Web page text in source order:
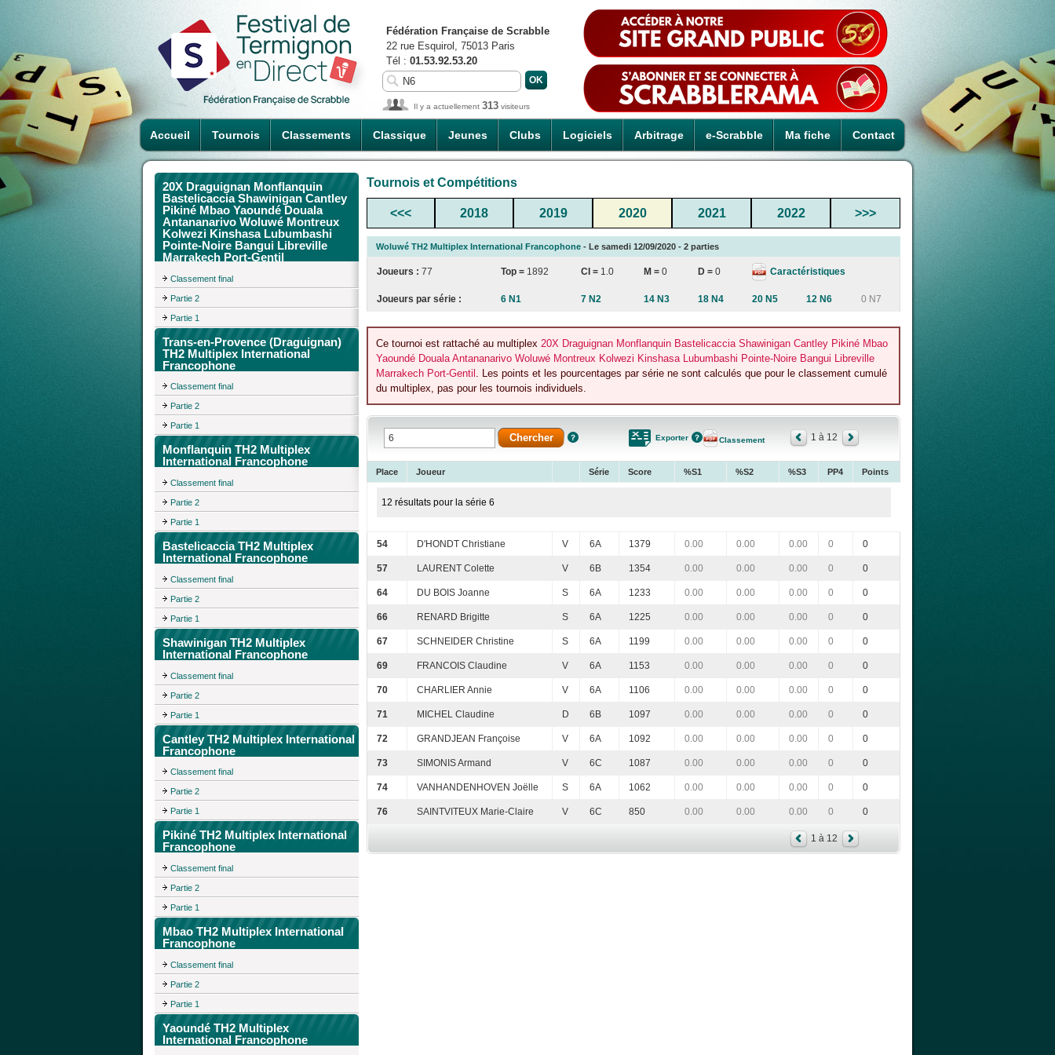
Accueil Tournois Classements Classique Jeunes Clubs Logiciels Arbitrage e-Scrabble Ma fiche Contact
Fédération Française de Scrabble
22 rue Esquirol, 75013 Paris
Tél : 01.53.92.53.20
Il y a actuellement 313 visiteurs
20X Draguignan Monflanquin
Bastelicaccia Shawinigan Cantley
Pikiné Mbao Yaoundé Douala
Antananarivo Woluwé Montreux
Kolwezi Kinshasa Lubumbashi
Pointe-Noire Bangui Libreville
Marrakech Port-Gentil
Classement final
Partie 2
Partie 1
Trans-en-Provence (Draguignan)
TH2 Multiplex International
Francophone
Classement final
Partie 2
Partie 1
Monflanquin TH2 Multiplex
International Francophone
Classement final
Partie 2
Partie 1
Bastelicaccia TH2 Multiplex
International Francophone
Classement final
Partie 2
Partie 1
Shawinigan TH2 Multiplex
International Francophone
Classement final
Partie 2
Partie 1
Cantley TH2 Multiplex International
Francophone
Classement final
Partie 2
Partie 1
Pikiné TH2 Multiplex International
Francophone
Classement final
Partie 2
Partie 1
Mbao TH2 Multiplex International
Francophone
Classement final
Partie 2
Partie 1
Yaoundé TH2 Multiplex
International Francophone
Tournois et Compétitions
<<< 2018 2019 2020 2021 2022 >>>
Woluwé TH2 Multiplex International Francophone - Le samedi 12/09/2020 - 2 parties
Joueurs : 77 Top = 1892 CI = 1.0 M = 0 D = 0 Caractéristiques
Joueurs par série : 6 N1 7 N2 14 N3 18 N4 20 N5 12 N6 0 N7
Ce tournoi est rattaché au multiplex 20X Draguignan Monflanquin Bastelicaccia Shawinigan Cantley Pikiné Mbao
Yaoundé Douala Antananarivo Woluwé Montreux Kolwezi Kinshasa Lubumbashi Pointe-Noire Bangui Libreville
Marrakech Port-Gentil . Les points et les pourcentages par série ne sont calculés que pour le classement cumulé
du multiplex, pas pour les tournois individuels.
Exporter Classement 1 à 12
Place Joueur Série Score %S1 %S2 %S3 PP4 Points
12 résultats pour la série 6
54 D'HONDT Christiane V 6A 1379 0.00 0.00 0.00 0 0
57 LAURENT Colette V 6B 1354 0.00 0.00 0.00 0 0
64 DU BOIS Joanne S 6A 1233 0.00 0.00 0.00 0 0
66 RENARD Brigitte S 6A 1225 0.00 0.00 0.00 0 0
67 SCHNEIDER Christine S 6A 1199 0.00 0.00 0.00 0 0
69 FRANCOIS Claudine V 6A 1153 0.00 0.00 0.00 0 0
70 CHARLIER Annie V 6A 1106 0.00 0.00 0.00 0 0
71 MICHEL Claudine D 6B 1097 0.00 0.00 0.00 0 0
72 GRANDJEAN Françoise V 6A 1092 0.00 0.00 0.00 0 0
73 SIMONIS Armand V 6C 1087 0.00 0.00 0.00 0 0
74 VANHANDENHOVEN Joëlle S 6A 1062 0.00 0.00 0.00 0 0
76 SAINTVITEUX Marie-Claire V 6C 850 0.00 0.00 0.00 0 0
1 à 12